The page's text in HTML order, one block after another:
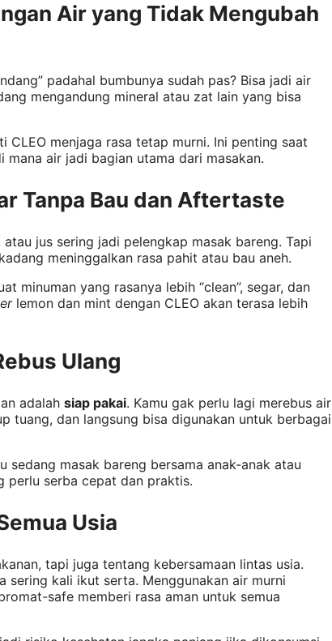
Air yang Tidak Mengubah
padahal bumbunya sudah pas? Bisa jadi air
mengandung mineral atau zat lain yang bisa
CLEO menjaga rasa tetap murni. Ini penting saat
mana air jadi bagian utama dari masakan.
Tanpa Bau dan Aftertaste
atau jus sering jadi pelengkap masak bareng. Tapi
meninggalkan rasa pahit atau bau aneh.
minuman yang rasanya lebih “clean”, segar, dan
lemon dan mint dengan CLEO akan terasa lebih
Ulang
adalah siap pakai. Kamu gak perlu lagi merebus air
tuang, dan langsung bisa digunakan untuk berbagai
sedang masak bareng bersama anak-anak atau
perlu serba cepat dan praktis.
Usia
tapi juga tentang kebersamaan lintas usia.
sering kali ikut serta. Menggunakan air murni
safe memberi rasa aman untuk semua